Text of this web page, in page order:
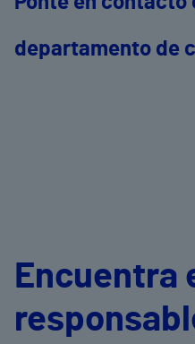
departamento de
Encuentra